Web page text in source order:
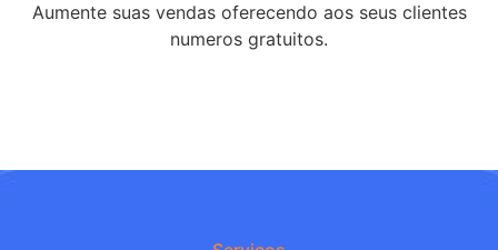
Aumente suas vendas oferecendo aos seus clientes
numeros gratuitos.